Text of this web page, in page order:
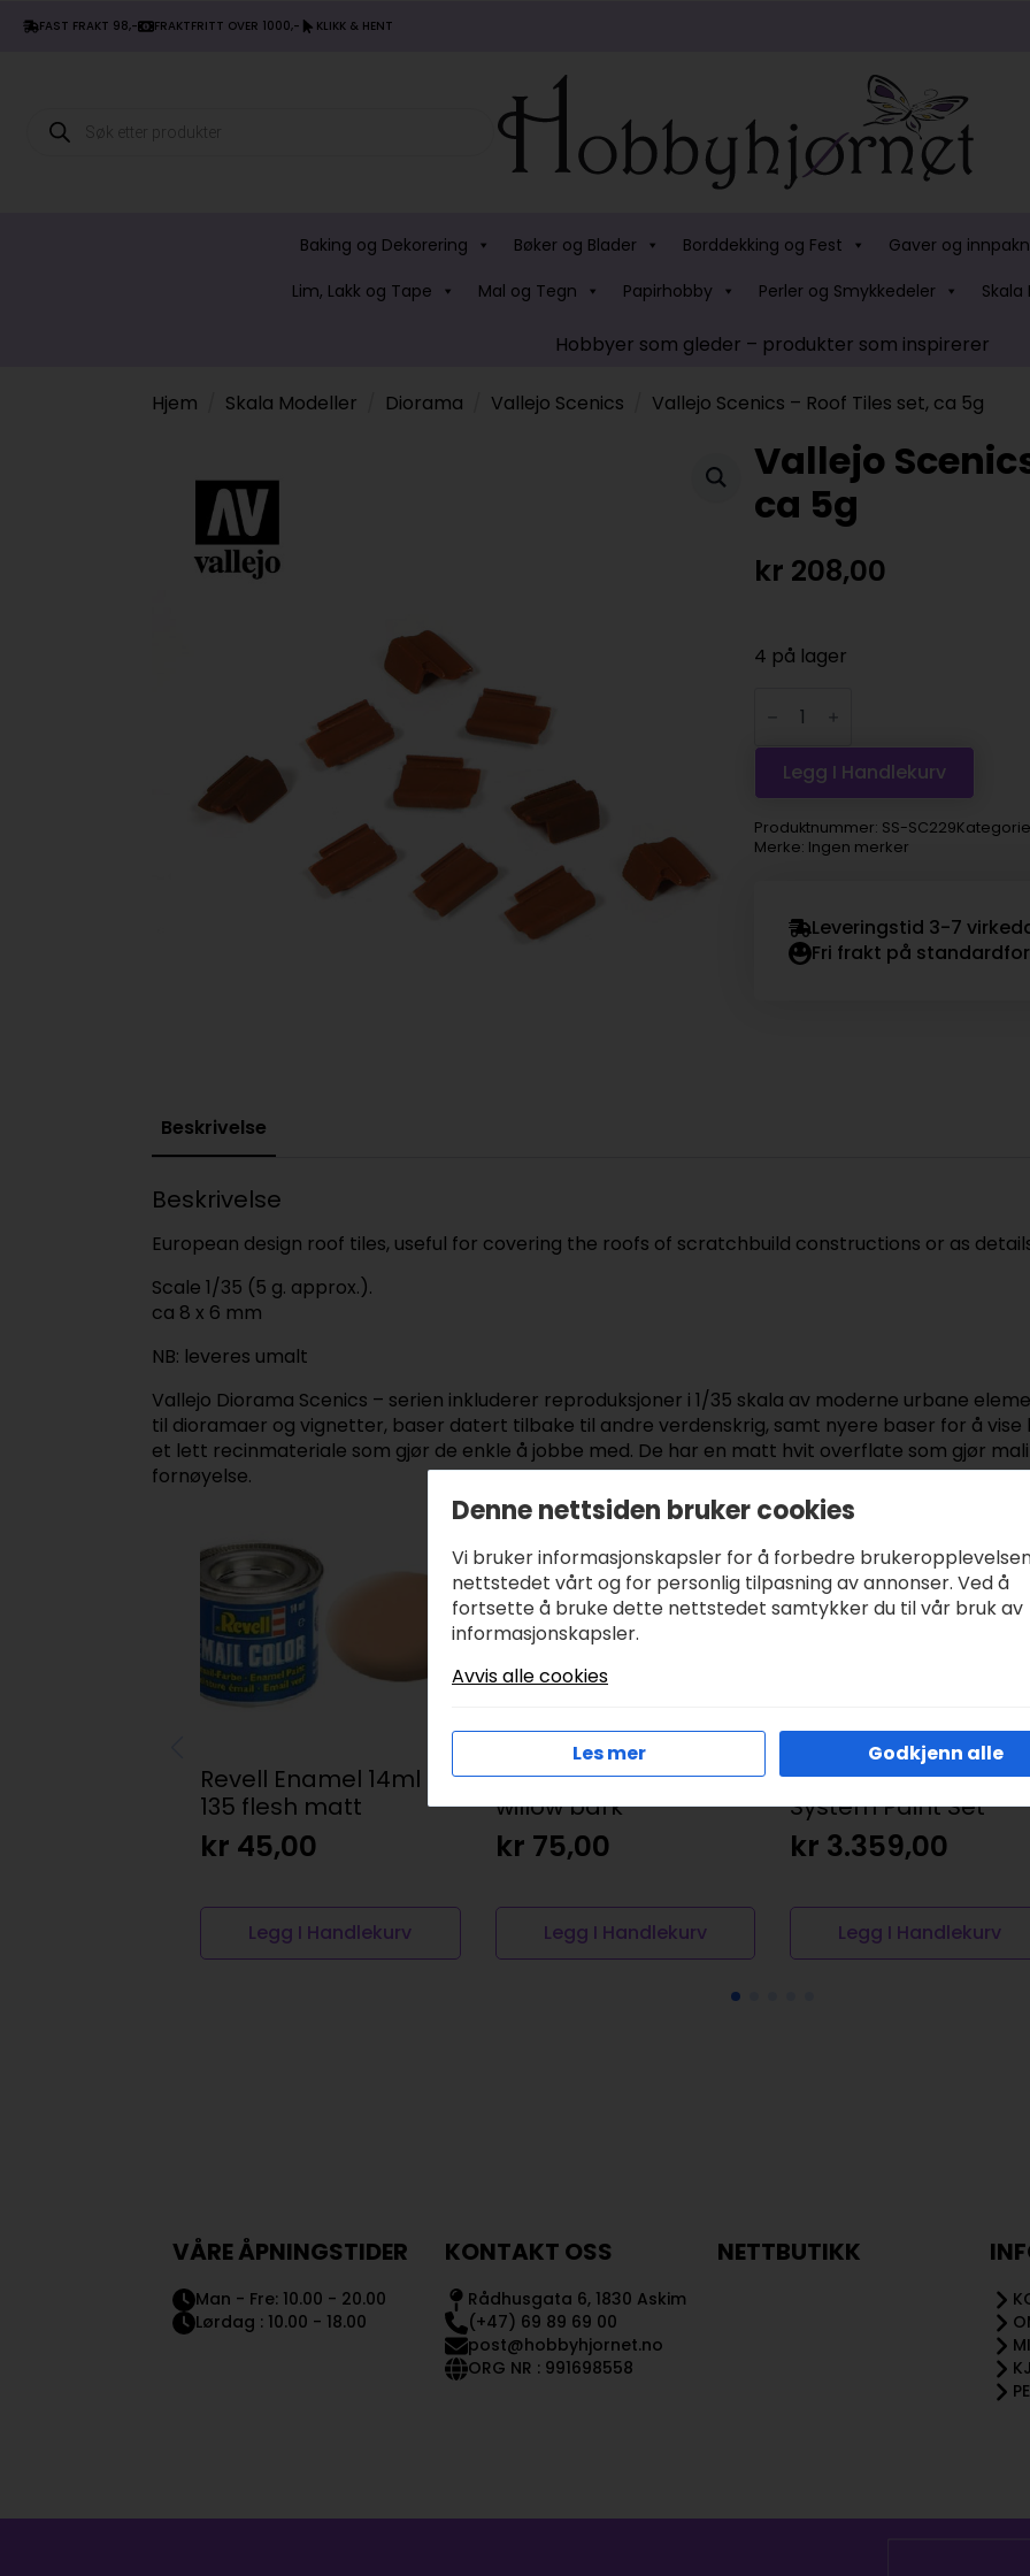
FAST FRAKT 98,- FRAKTFRITT OVER 1000,- KLIKK & HENT
Products
search
Baking og Dekorering Bøker og Blader Borddekking og Fest Gaver og
Lim, Lakk og Tape
Mal og Tegn Papirhobby Perler og Smykkedeler Skala
Hobbyer som gleder – produkter som inspirerer
Hjem Skala Modeller Diorama Vallejo Scenics Vallejo Scenics – Roof Tiles set, ca 5g
Vallejo
ca 5g
kr 208,00
4 på lager
Scenics
Roof
Tiles
set,
ca
5g
antall
Legg I Handlekurv
Produktnummer: SS-SC229
Merke: Ingen merker
Leveringstid 3-7
Fri frakt på
Beskrivelse
Beskrivelse
European design roof tiles, useful for covering the roofs of scratchbuild constructions or as
Scale 1/35 (5 g. approx.).
ca 8 x 6 mm
NB: leveres umalt
Vallejo Diorama Scenics – serien inkluderer reproduksjoner i 1/35 skala av moderne urbane
til dioramaer og vignetter, baser datert tilbake til andre verdenskrig, samt nyere baser for å
et lett recinmateriale som gjør de enkle å jobbe med. De har en matt hvit overflate som gjør
fornøyelse.
Revell Enamel 14ml –
135 flesh matt
kr 45,00
Legg I Handlekurv
Vallejo Xpress Color –
willow bark
kr 75,00
Legg I Handlekurv
Vallejo Color BSL
System Paint Set
kr 3.359,00
Legg I Handlekurv
VÅRE ÅPNINGSTIDER
Man - Fre: 10.00 - 20.00
Lørdag : 10.00 - 18.00
KONTAKT OSS
Rådhusgata 6, 1830 Askim
(+47) 69 89 69 00
post@hobbyhjornet.no
ORG NR : 991698558
NETTBUTIKK
Denne nettsiden bruker cookies
Vi bruker informasjonskapsler for å forbedre
nettstedet vårt og for personlig tilpasning av annonser. Ved å
fortsette å bruke dette nettstedet samtykker du til vår bruk av
informasjonskapsler.
Avvis alle cookies
Les mer Godkjenn alle